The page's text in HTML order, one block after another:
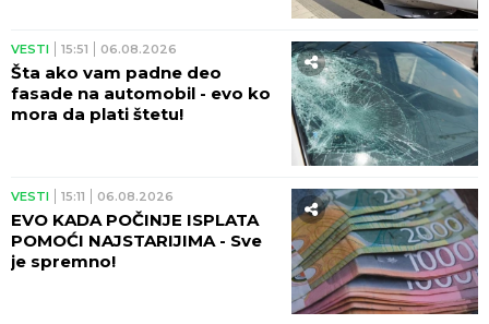
VESTI 15:51 06.08.2026
Šta ako vam padne deo
fasade na automobil - evo ko
mora da plati štetu!
VESTI 15:11 06.08.2026
EVO KADA POČINJE ISPLATA
POMOĆI NAJSTARIJIMA - Sve
je spremno!